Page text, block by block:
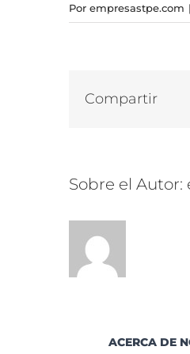
Por empresastpe.com |
Compartir
Sobre el Autor:
ACERCA DE